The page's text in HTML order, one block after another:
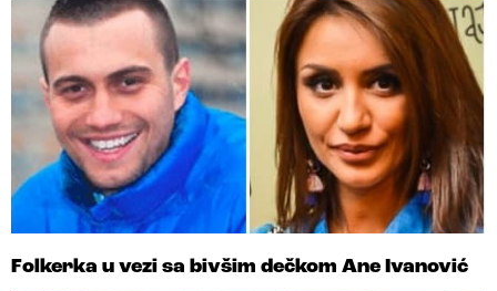
Folkerka u vezi sa bivšim dečkom Ane Ivanović